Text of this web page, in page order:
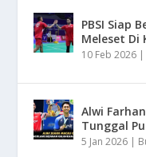
PBSI Siap
Meleset Di
10 Feb 2026 |
Alwi
Tunggal
5 Jan 2026 |